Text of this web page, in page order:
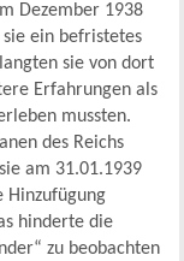
Dezember 1938
ein befristetes
sie von dort
Erfahrungen als
mussten.
des Reichs
am 31.01.1939
Hinzufügung
hinderte die
zu beobachten